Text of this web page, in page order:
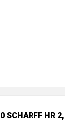
SCHARFF HR